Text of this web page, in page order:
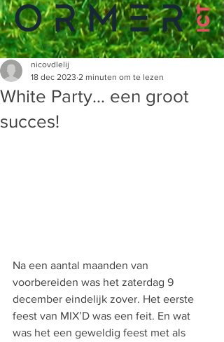
White Party… een groot
succes!
nicovdlelij
18 dec 2023 2 minuten om te lezen
Na een aantal maanden van
voorbereiden was het zaterdag 9
december eindelijk zover. Het eerste
feest van MIX’D was een feit. En wat
was het een geweldig feest met als